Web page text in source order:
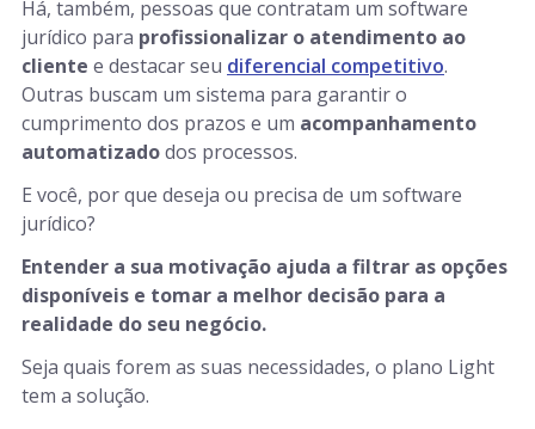
Há, também, pessoas que contratam um software
jurídico para profissionalizar o atendimento ao
cliente e destacar seu diferencial competitivo.
Outras buscam um sistema para garantir o
cumprimento dos prazos e um acompanhamento
automatizadodos processos.
E você, por que deseja ou precisa de um software
jurídico?
Entender a sua motivação ajuda a filtrar as opções
disponíveis e tomar a melhor decisão para a
realidade do seu negócio.
Seja quais forem as suas necessidades, o plano Light
tem a solução.